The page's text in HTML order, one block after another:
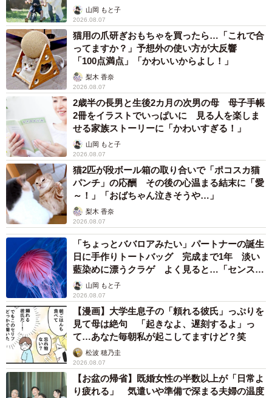
へんが…
山岡 もと子
2026.08.07
猫用の爪研ぎおもちゃを買ったら…「これで合
ってますか？」予想外の使い方が大反響
「100点満点」「かわいいからよし！」
梨木 香奈
2026.08.07
2歳半の長男と生後2カ月の次男の母 母子手帳
2冊をイラストでいっぱいに 見る人を楽しま
せる家族ストーリーに「かわいすぎる！」
山岡 もと子
2026.08.07
猫2匹が段ボール箱の取り合いで「ポコスカ猫
パンチ」の応酬 その後の心温まる結末に「愛
～！」「おばちゃん泣きそうや…」
梨木 香奈
2026.08.07
「ちょっとババロアみたい」パートナーの誕生
日に手作りトートバッグ 完成まで1年 淡い
藍染めに漂うクラゲ よく見ると…「センスす
ごい」山岡 もと子
2026.08.07
【漫画】大学生息子の「頼れる彼氏」っぷりを
見て母は絶句 「起きなよ、遅刻するよ」っ
て…あなた毎朝私が起こしてますけど？笑
松波 穂乃圭
2026.08.07
【お盆の帰省】既婚女性の半数以上が「日常よ
り疲れる」 気遣いや準備で深まる夫婦の温度